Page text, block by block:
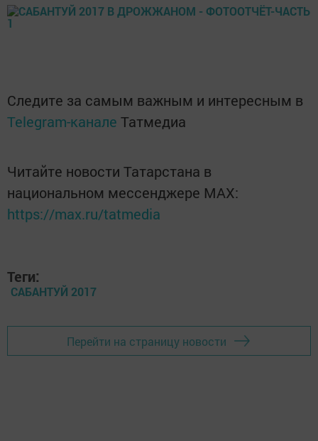
Следите за самым важным и интересным в
Telegram-канале Татмедиа
Читайте новости Татарстана в
национальном мессенджере MАХ:
https://max.ru/tatmedia
Теги:
САБАНТУЙ 2017
Перейти на страницу новости